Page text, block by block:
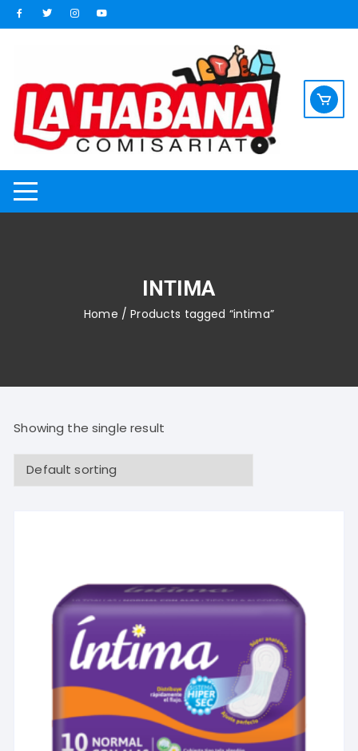
Saltar
al
INTIMA
Home / Products tagged “intima”
Showing the single result